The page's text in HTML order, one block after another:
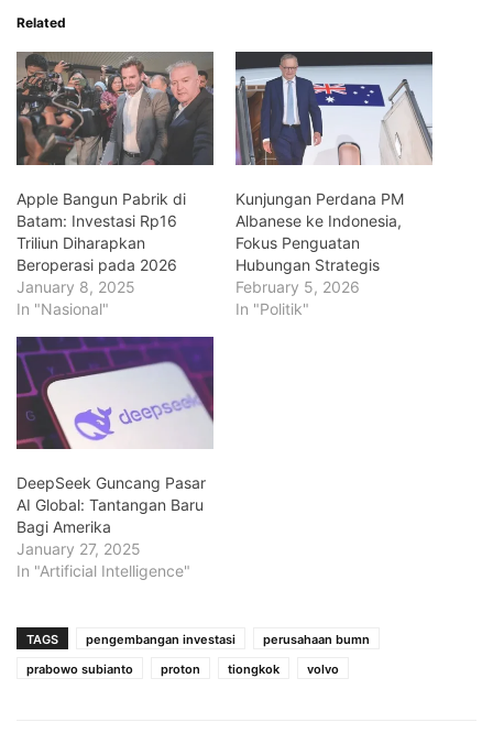
Related
Apple Bangun Pabrik di
Batam: Investasi Rp16
Triliun Diharapkan
Beroperasi pada 2026
January 8, 2025
In "Nasional"
Kunjungan Perdana PM
Albanese ke Indonesia,
Fokus Penguatan
Hubungan Strategis
February 5, 2026
In "Politik"
DeepSeek Guncang Pasar
AI Global: Tantangan Baru
Bagi Amerika
January 27, 2025
In "Artificial Intelligence"
TAGS pengembangan investasi
perusahaan bumn
prabowo subianto
proton tiongkok volvo